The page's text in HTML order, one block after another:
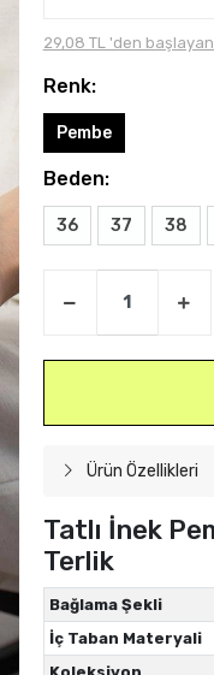
29,08 TL 'den
Renk:
Pembe
Beden:
36 37 38
Ürün Özellikleri
Tatlı İnek
Terlik
Bağlama Şekli
İç Taban Materyali